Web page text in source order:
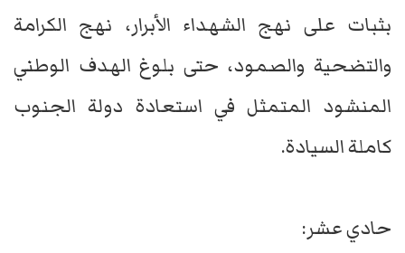
بثبات على نهج الشهداء الأبرار، نهج الكرامة
والتضحية والصمود، حتى بلوغ الهدف الوطني
المنشود المتمثل في استعادة دولة الجنوب
كاملة السيادة.
حادي عشر: